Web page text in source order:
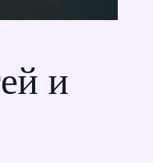
и